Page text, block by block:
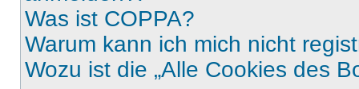
Was ist COPPA?
Warum kann ich mich nicht
Wozu ist die „Alle Cookies des